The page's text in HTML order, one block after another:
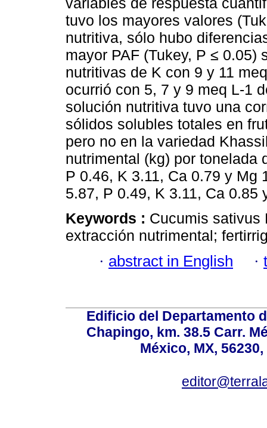
tuvo los mayores valores
nutritiva, sólo hubo
mayor PAF (Tukey, P ≤
nutritivas de K con 9 y 11
ocurrió con 5, 7 y 9 meq L-1
solución nutritiva tuvo una
sólidos solubles totales en
pero no en la variedad
nutrimental (kg) por tonelada
P 0.46, K 3.11, Ca 0.79 y Mg
5.87, P 0.49, K 3.11, Ca 0.85
Keywords : Cucumis sativus
extracción nutrimental;
· abstract in English ·
Edificio del Departamento
Chapingo, km. 38.5 Carr.
México, MX,